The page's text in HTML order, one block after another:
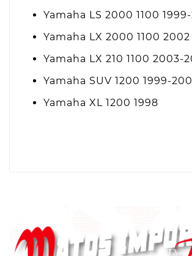
Yamaha LS 2000 1100
Yamaha LX 2000 1100 2002
Yamaha LX 210 1100 2003-
Yamaha SUV 1200 1999-
Yamaha XL 1200 1998